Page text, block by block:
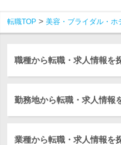
転職TOP 美容・ブライダル・ホ
職種から転職・求人情報を
勤務地から転職・求人情報
業種から転職・求人情報を